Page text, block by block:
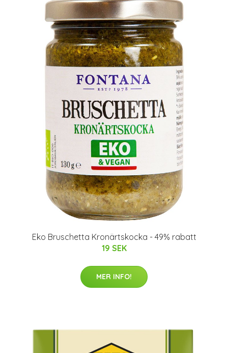
Eko Bruschetta Kronärtskocka - 49% rabatt
19 SEK
MER INFO!